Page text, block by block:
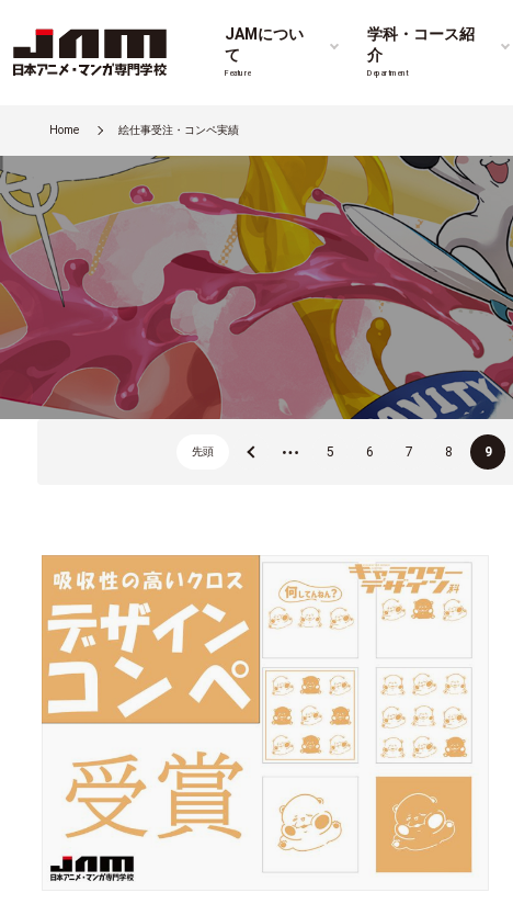
JAMについ
て
Feature
学科・コース紹
介
Department
Home 絵仕事受注・コンペ実績
先頭 « ... 5 6 7 8 9